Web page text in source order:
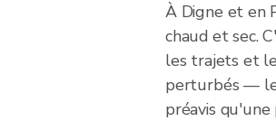
À Digne et en
chaud et sec.
les trajets et
perturbés —
préavis